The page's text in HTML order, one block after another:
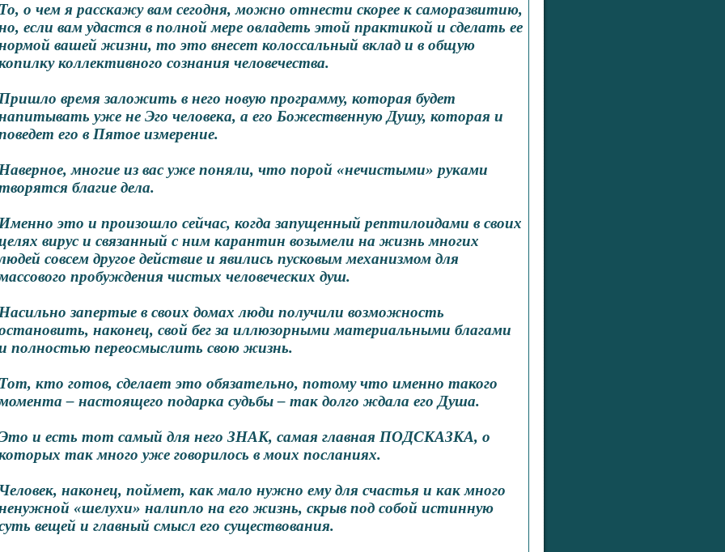
То, о чем я расскажу вам сегодня, можно отнести скорее к саморазвитию,
если вам удастся в полной мере овладеть этой практикой и сделать ее
вашей жизни, то это внесет колоссальный вклад и в общую
коллективного сознания человечества.
Пришло время заложить в него новую программу, которая будет
уже не Эго человека, а его Божественную Душу, которая и
его в Пятое измерение.
Наверное, многие из вас уже поняли, что порой «нечистыми» руками
благие дела.
Именно это и произошло сейчас, когда запущенный рептилоидами в своих
вирус и связанный с ним карантин возымели на жизнь многих
совсем другое действие и явились пусковым механизмом для
пробуждения чистых человеческих душ.
Насильно запертые в своих домах люди получили возможность
наконец, свой бег за иллюзорными материальными благами
полностью переосмыслить свою жизнь.
Тот, кто готов, сделает это обязательно, потому что именно такого
– настоящего подарка судьбы – так долго ждала его Душа.
и есть тот самый для него ЗНАК, самая главная ПОДСКАЗКА, о
так много уже говорилось в моих посланиях.
Человек, наконец, поймет, как мало нужно ему для счастья и как много
«шелухи» налипло на его жизнь, скрыв под собой истинную
вещей и главный смысл его существования.